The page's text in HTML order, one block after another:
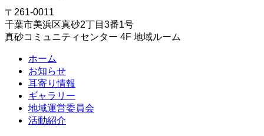
〒261-0011
千葉市美浜区真砂2丁目3番1号
真砂コミュニティセンター 4F 地域ルーム
ホーム
お知らせ
耳寄り情報
ギャラリー
地域運営委員会
活動紹介